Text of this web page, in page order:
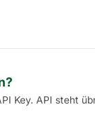
Key. API steht